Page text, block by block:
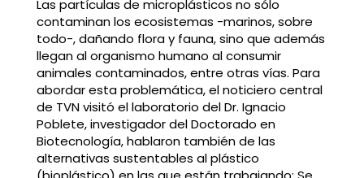
Las partículas de microplásticos no sólo
contaminan los ecosistemas -marinos, sobre
todo-, dañando flora y fauna, sino que además
llegan al organismo humano al consumir
animales contaminados, entre otras vías. Para
abordar esta problemática, el noticiero central
de TVN visitó el laboratorio del Dr. Ignacio
Poblete, investigador del Doctorado en
Biotecnología, hablaron también de las
alternativas sustentables al plástico